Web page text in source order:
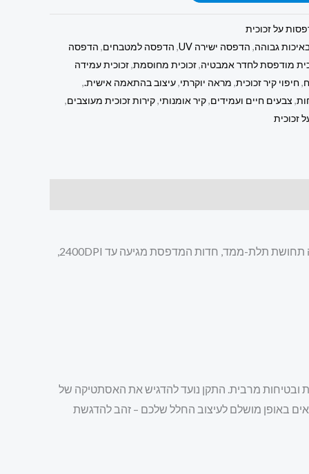
על זכוכית
גבוהה, הדפסה ישירה UV , הדפסה למטבחים, הדפסה
מודפסת לחדר אמבטיה,זכוכית מחוסמת,זכוכית עמידה
,חיפוי קיר זכוכית, מראה יוקרתי,עיצוב בהתאמה אישית.,
, צבעים חיים ועמידים,קיר אומנותי,קירות זכוכית מעוצבים,
זכוכית
בזכוכיתא כל תמונות הזכוכית מודפסות בהדפסה ישירה על זכוכית מחוסמת, תוך שימוש בטכנולוגיית UV חדשנית המעניקה לתמונה תחושת תלת-ממד, חדות המדפסת מגיעה עד 2400DPI,
ובטיחות מרבית. התקן נועד להדגיש את האסתטיקה של
באופן מושלם לעיצוב החלל שלכם – זהב להדגשת